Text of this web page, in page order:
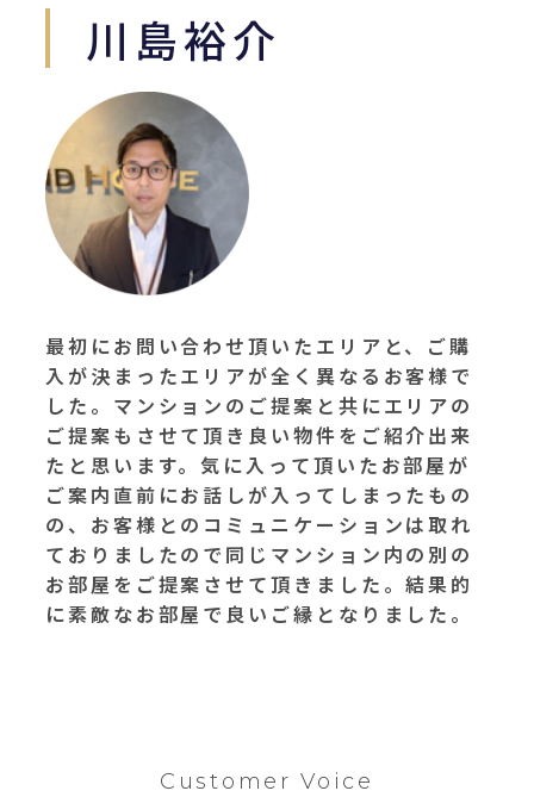
川島裕介
最初にお問い合わせ頂いたエリアと、ご購
入が決まったエリアが全く異なるお客様で
した。マンションのご提案と共にエリアの
ご提案もさせて頂き良い物件をご紹介出来
たと思います。気に入って頂いたお部屋が
ご案内直前にお話しが入ってしまったもの
の、お客様とのコミュニケーションは取れ
ておりましたので同じマンション内の別の
お部屋をご提案させて頂きました。結果的
に素敵なお部屋で良いご縁となりました。
Customer Voice